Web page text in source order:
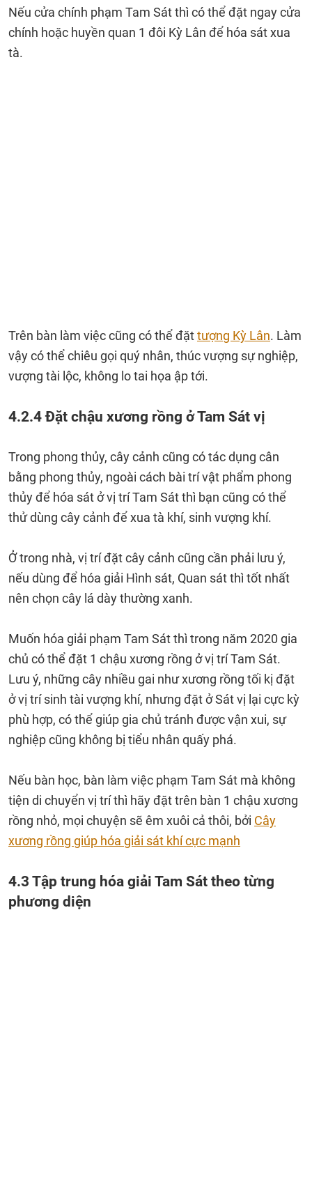
Nếu cửa chính phạm Tam Sát thì có thể đặt ngay cửa
chính hoặc huyền quan 1 đôi Kỳ Lân để hóa sát xua
tà.
Trên bàn làm việc cũng có thể đặttượng Kỳ Lân. Làm
vậy có thể chiêu gọi quý nhân, thúc vượng sự nghiệp,
vượng tài lộc, không lo tai họa ập tới.
4.2.4 Đặt chậu xương rồng ở Tam Sát vị
Trong phong thủy, cây cảnh cũng có tác dụng cân
bằng phong thủy, ngoài cách bài trí vật phẩm phong
thủy để hóa sát ở vị trí Tam Sát thì bạn cũng có thể
thử dùng cây cảnh để xua tà khí, sinh vượng khí.
Ở trong nhà, vị trí đặt cây cảnh cũng cần phải lưu ý,
nếu dùng để hóa giải Hình sát, Quan sát thì tốt nhất
nên chọn cây lá dày thường xanh.
Muốn hóa giải phạm Tam Sát thì trong năm 2020 gia
chủ có thể đặt 1 chậu xương rồng ở vị trí Tam Sát.
Lưu ý, những cây nhiều gai như xương rồng tối kị đặt
ở vị trí sinh tài vượng khí, nhưng đặt ở Sát vị lại cực kỳ
phù hợp, có thể giúp gia chủ tránh được vận xui, sự
nghiệp cũng không bị tiểu nhân quấy phá.
Nếu bàn học, bàn làm việc phạm Tam Sát mà không
tiện di chuyển vị trí thì hãy đặt trên bàn 1 chậu xương
rồng nhỏ, mọi chuyện sẽ êm xuôi cả thôi, bởi Cây
xương rồng giúp hóa giải sát khí cực mạnh
4.3 Tập trung hóa giải Tam Sát theo từng
phương diện